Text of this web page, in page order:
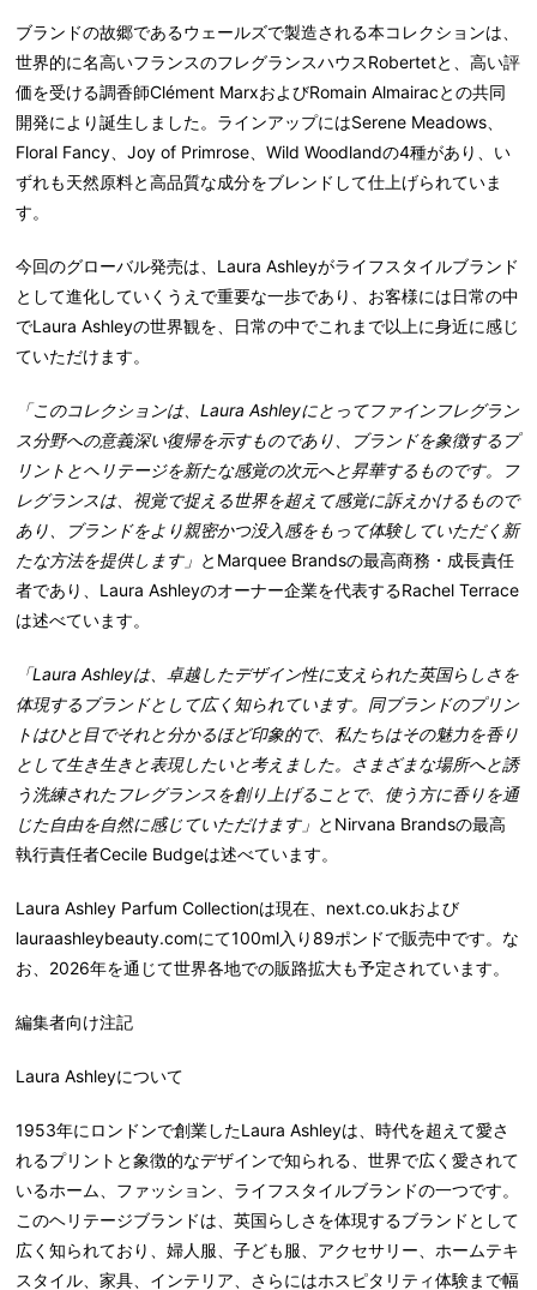
ブランドの故郷であるウェールズで製造される本コレクションは、
世界的に名高いフランスのフレグランスハウスRobertetと、高い評
価を受ける調香師Clément MarxおよびRomain Almairacとの共同
開発により誕生しました。ラインアップにはSerene Meadows、
Floral Fancy、Joy of Primrose、Wild Woodlandの4種があり、い
ずれも天然原料と高品質な成分をブレンドして仕上げられていま
す。
今回のグローバル発売は、Laura Ashleyがライフスタイルブランド
として進化していくうえで重要な一歩であり、お客様には日常の中
でLaura Ashleyの世界観を、日常の中でこれまで以上に身近に感じ
ていただけます。
「このコレクションは、Laura Ashleyにとってファインフレグラン
ス分野への意義深い復帰を示すものであり、ブランドを象徴するプ
リントとヘリテージを新たな感覚の次元へと昇華するものです。フ
レグランスは、視覚で捉える世界を超えて感覚に訴えかけるもので
あり、ブランドをより親密かつ没入感をもって体験していただく新
たな方法を提供します」 とMarquee Brandsの最高商務・成長責任
者であり、Laura Ashleyのオーナー企業を代表するRachel Terrace
は述べています。
「Laura Ashleyは、卓越したデザイン性に支えられた英国らしさを
体現するブランドとして広く知られています。同ブランドのプリン
トはひと目でそれと分かるほど印象的で、私たちはその魅力を香り
として生き生きと表現したいと考えました。さまざまな場所へと誘
う洗練されたフレグランスを創り上げることで、使う方に香りを通
じた自由を自然に感じていただけます」 とNirvana Brandsの最高
執行責任者Cecile Budgeは述べています。
Laura Ashley Parfum Collectionは現在、next.co.ukおよび
lauraashleybeauty.comにて100ml入り89ポンドで販売中です。な
お、2026年を通じて世界各地での販路拡大も予定されています。
編集者向け注記
Laura Ashleyについて
1953年にロンドンで創業したLaura Ashleyは、時代を超えて愛さ
れるプリントと象徴的なデザインで知られる、世界で広く愛されて
いるホーム、ファッション、ライフスタイルブランドの一つです。
このヘリテージブランドは、英国らしさを体現するブランドとして
広く知られており、婦人服、子ども服、アクセサリー、ホームテキ
スタイル、家具、インテリア、さらにはホスピタリティ体験まで幅